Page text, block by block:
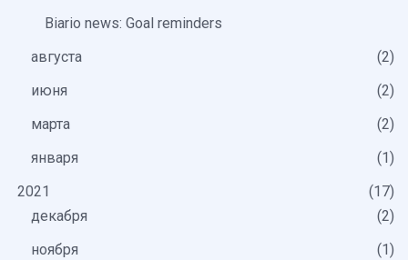
Biario news: Goal reminders
августа
2
июня
2
марта
2
января
1
2021
17
декабря
2
ноября
1